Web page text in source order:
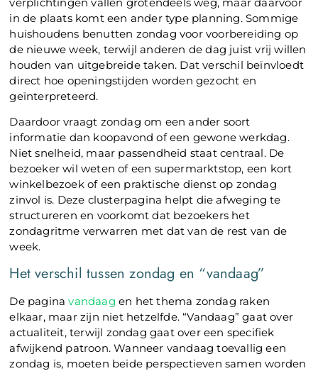
in de plaats komt een ander type planning. Sommige
huishoudens benutten zondag voor voorbereiding op
de nieuwe week, terwijl anderen de dag juist vrij willen
houden van uitgebreide taken. Dat verschil beïnvloedt
direct hoe openingstijden worden gezocht en
geïnterpreteerd.
Daardoor vraagt zondag om een ander soort
informatie dan koopavond of een gewone werkdag.
Niet snelheid, maar passendheid staat centraal. De
bezoeker wil weten of een supermarktstop, een kort
winkelbezoek of een praktische dienst op zondag
zinvol is. Deze clusterpagina helpt die afweging te
structureren en voorkomt dat bezoekers het
zondagritme verwarren met dat van de rest van de
week.
Het verschil tussen zondag en “vandaag”
De paginavandaag en het thema zondag raken
elkaar, maar zijn niet hetzelfde. “Vandaag” gaat over
actualiteit, terwijl zondag gaat over een specifiek
afwijkend patroon. Wanneer vandaag toevallig een
zondag is, moeten beide perspectieven samen worden